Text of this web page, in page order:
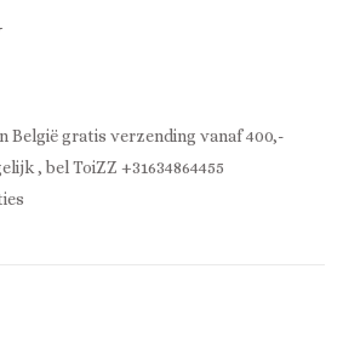
België gratis verzending vanaf 400,-
, bel ToiZZ +31634864455